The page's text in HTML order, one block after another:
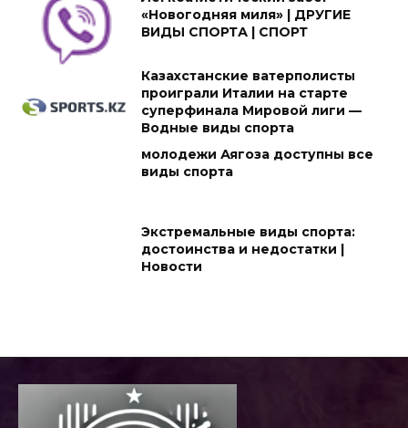
«Новогодняя миля» | ДРУГИЕ
ВИДЫ СПОРТА | СПОРТ
Казахстанские ватерполисты
проиграли Италии на старте
суперфинала Мировой лиги —
Водные виды спорта
молодежи Аягоза доступны все
виды спорта
Экстремальные виды спорта:
достоинства и недостатки |
Новости